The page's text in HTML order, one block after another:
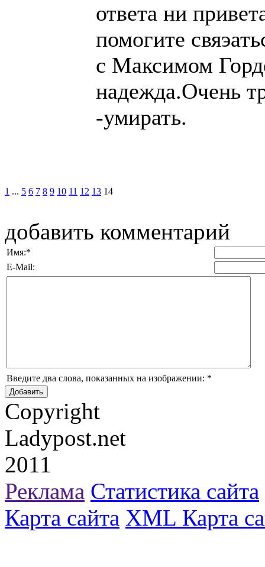
ответа ни
помогите
с Максимом
надежда.Очень
-умирать.
1 ... 5 6 7 8 9 10 11 12 13 14
добавить комментарий
Имя:*
E-Mail:
Введите два слова, показанных на изображении: *
Copyright
Ladypost.net
2011
Реклама Статистика сайта
Карта сайта XML Карта